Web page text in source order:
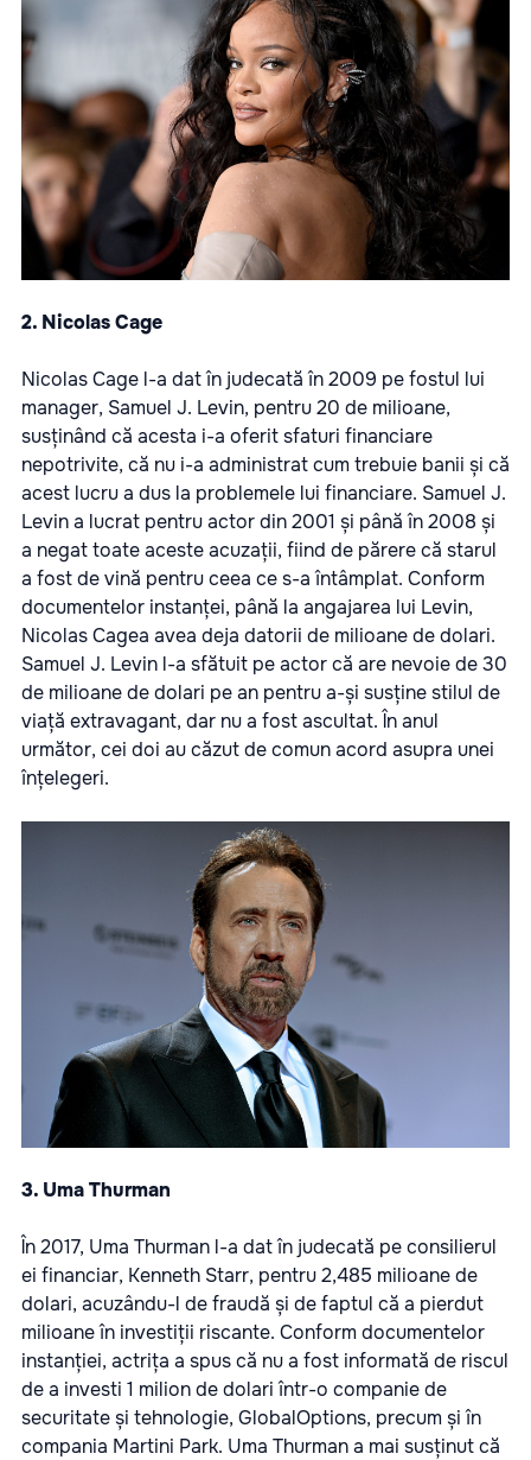
2. Nicolas Cage
Nicolas Cage l-a dat în judecată în 2009 pe fostul lui
manager, Samuel J. Levin, pentru 20 de milioane,
susținând că acesta i-a oferit sfaturi financiare
nepotrivite, că nu i-a administrat cum trebuie banii și că
acest lucru a dus la problemele lui financiare. Samuel J.
Levin a lucrat pentru actor din 2001 și până în 2008 și
a negat toate aceste acuzații, fiind de părere că starul
a fost de vină pentru ceea ce s-a întâmplat. Conform
documentelor instanței, până la angajarea lui Levin,
Nicolas Cagea avea deja datorii de milioane de dolari.
Samuel J. Levin l-a sfătuit pe actor că are nevoie de 30
de milioane de dolari pe an pentru a-și susține stilul de
viață extravagant, dar nu a fost ascultat. În anul
următor, cei doi au căzut de comun acord asupra unei
înțelegeri.
3. Uma Thurman
În 2017, Uma Thurman l-a dat în judecată pe consilierul
ei financiar, Kenneth Starr, pentru 2,485 milioane de
dolari, acuzându-l de fraudă și de faptul că a pierdut
milioane în investiții riscante. Conform documentelor
instanției, actrița a spus că nu a fost informată de riscul
de a investi 1 milion de dolari într-o companie de
securitate și tehnologie, GlobalOptions, precum și în
compania Martini Park. Uma Thurman a mai susținut că